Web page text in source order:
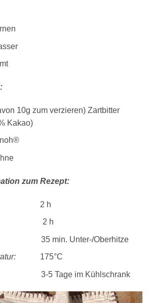
zum verzieren) Zartbitter
Kakao)
zum Rezept:
2 h
2 h
Unter-/Oberhitze
175°C
5 Tage im Kühlschrank